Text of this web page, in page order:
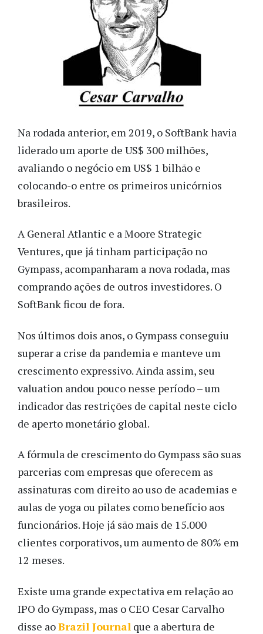
Na rodada anterior, em 2019, o SoftBank havia
liderado um aporte de US$ 300 milhões,
avaliando o negócio em US$ 1 bilhão e
colocando-o entre os primeiros unicórnios
brasileiros.
A General Atlantic e a Moore Strategic
Ventures, que já tinham participação no
Gympass, acompanharam a nova rodada, mas
comprando ações de outros investidores. O
SoftBank ficou de fora.
Nos últimos dois anos, o Gympass conseguiu
superar a crise da pandemia e manteve um
crescimento expressivo. Ainda assim, seu
valuation andou pouco nesse período – um
indicador das restrições de capital neste ciclo
de aperto monetário global.
A fórmula de crescimento do Gympass são suas
parcerias com empresas que oferecem as
assinaturas com direito ao uso de academias e
aulas de yoga ou pilates como benefício aos
funcionários. Hoje já são mais de 15.000
clientes corporativos, um aumento de 80% em
12 meses.
Existe uma grande expectativa em relação ao
IPO do Gympass, mas o CEO Cesar Carvalho
disse aoBrazil Journal que a abertura de